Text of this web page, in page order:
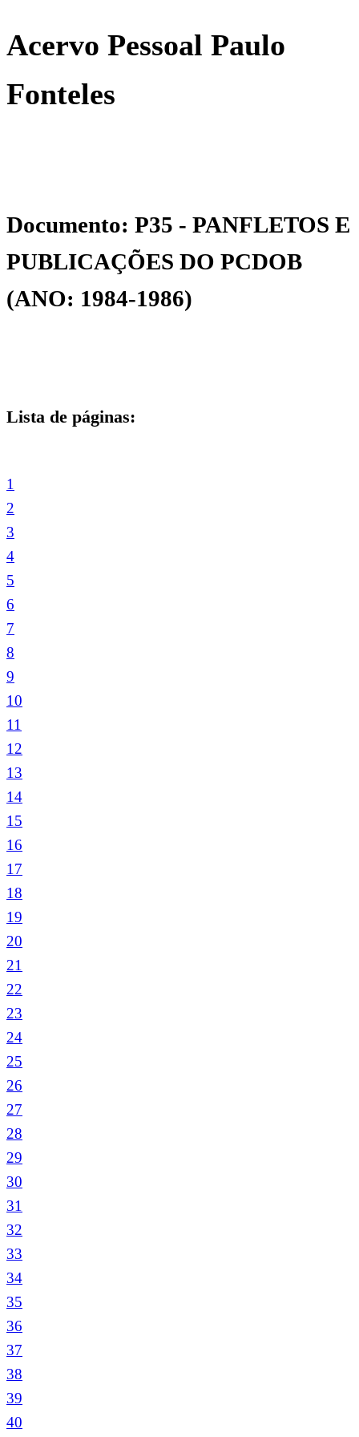
Acervo Pessoal Paulo
Fonteles
Documento: P35 - PANFLETOS E
PUBLICAÇÕES DO PCDOB
(ANO: 1984-1986)
Lista de páginas:
1
2
3
4
5
6
7
8
9
10
11
12
13
14
15
16
17
18
19
20
21
22
23
24
25
26
27
28
29
30
31
32
33
34
35
36
37
38
39
40